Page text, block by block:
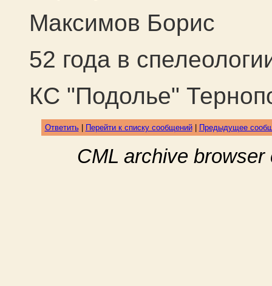
Максимов Борис
52 года в
КС "Подолье"
Ответить| Перейти к списку сообщений| Предыдущее
CML archive